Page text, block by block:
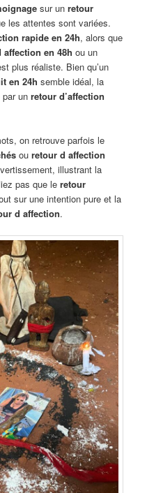
sur unretour
les attentes sont variées.
rapide en 24h, alors que
affection en 48h ou un
plus réaliste. Bien qu’un
en 24h semble idéal, la
par unretour d’affection
on retrouve parfois le
ouretour d affection
illustrant la
pas que leretour
sur une intention pure et la
d affection.